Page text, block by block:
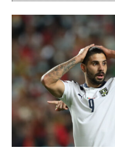
LINTU VAI KALA
46 DENTON ROAD
VIDEOT
PODCASTIT
KOLUMNIT